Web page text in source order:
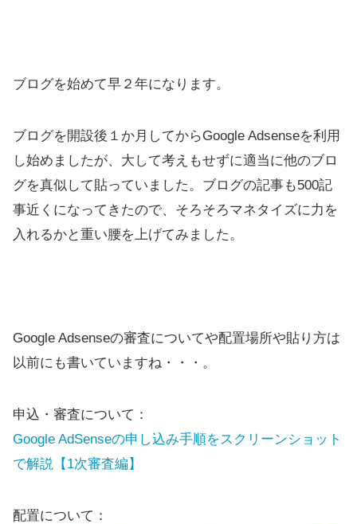
ブログを始めて早２年になります。
ブログを開設後１か月してからGoogle Adsenseを利用
し始めましたが、大して考えもせずに適当に他のブロ
グを真似して貼っていました。ブログの記事も500記
事近くになってきたので、そろそろマネタイズに力を
入れるかと重い腰を上げてみました。
Google Adsenseの審査についてや配置場所や貼り方は
以前にも書いていますね・・・。
申込・審査について：
Google AdSenseの申し込み手順をスクリーンショット
で解説【1次審査編】
配置について：